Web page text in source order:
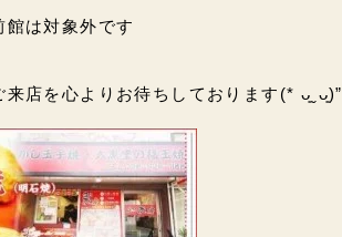
は対象外です
店を心よりお待ちしております(* ᴗ͈ˬᴗ͈)”